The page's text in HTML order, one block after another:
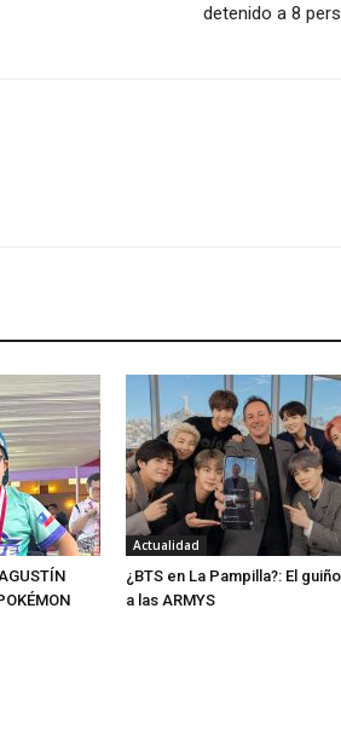
detenido a 8
Actualidad
¿BTS en La Pampilla?: El
a las ARMYS